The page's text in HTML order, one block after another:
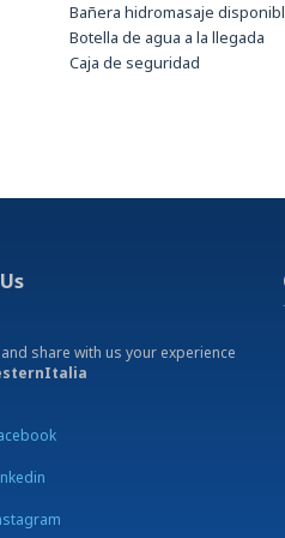
Bañera hidromasaje
Botella de agua a la llegada
Caja de seguridad
share with us your experience